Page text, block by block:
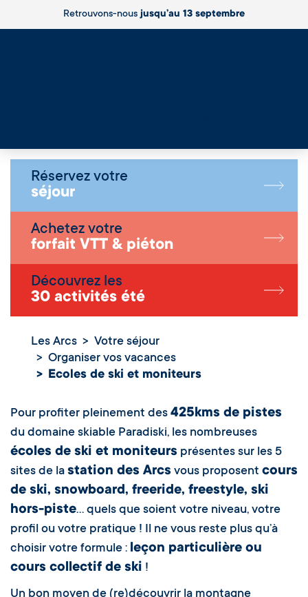
Retrouvons-nousjusqu’au 13 septembre
Réservez votre
séjour
Achetez votre
forfait VTT & piéton
Découvrez les
30 activités été
Les Arcs
Votre séjour
Organiser vos vacances
Ecoles de ski et moniteurs
Ecoles de ski et
Pour profiter pleinement des 425kms de pistes
du domaine skiable Paradiski, les nombreuses
écoles de ski et moniteurs présentes sur les 5
sites de la station des Arcs vous proposent cours
de ski, snowboard, freeride, freestyle, ski
hors-piste… quels que soient votre niveau, votre
profil ou votre pratique ! Il ne vous reste plus qu’à
choisir votre formule : leçon particulière ou
cours collectif de ski !